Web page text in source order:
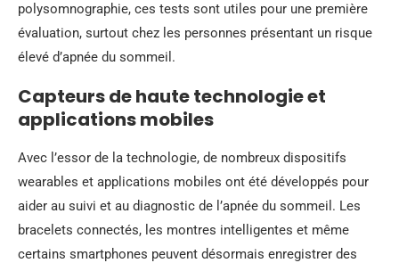
polysomnographie, ces tests sont utiles pour une première
évaluation, surtout chez les personnes présentant un risque
élevé d’apnée du sommeil.
Capteurs de haute technologie et
applications mobiles
Avec l’essor de la technologie, de nombreux dispositifs
wearables et applications mobiles ont été développés pour
aider au suivi et au diagnostic de l’apnée du sommeil. Les
bracelets connectés, les montres intelligentes et même
certains smartphones peuvent désormais enregistrer des